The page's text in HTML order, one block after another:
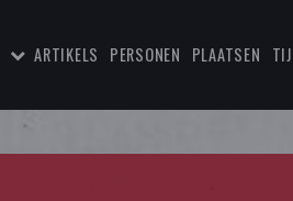
ARTIKELS PERSONEN PLAATSEN